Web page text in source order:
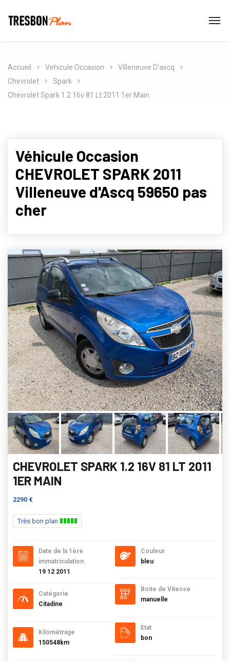
Accueil Vehicule Occasion
Villeneuve D'ascq
Chevrolet
Spark
Chevrolet Spark 1.2 16v 81 Lt 2011 1er Main
Véhicule Occasion
CHEVROLET SPARK 2011
Villeneuve d'Ascq 59650 pas
cher
CHEVROLET SPARK 1.2 16V 81 LT 2011
1ER MAIN
2290 €
Très bon plan
Date de la 1ère
immatriculation
19 12 2011
Catégorie
Citadine
Kilométrage
150548km
Couleur
bleu
Boite de Vitesse
manuelle
Etat
bon